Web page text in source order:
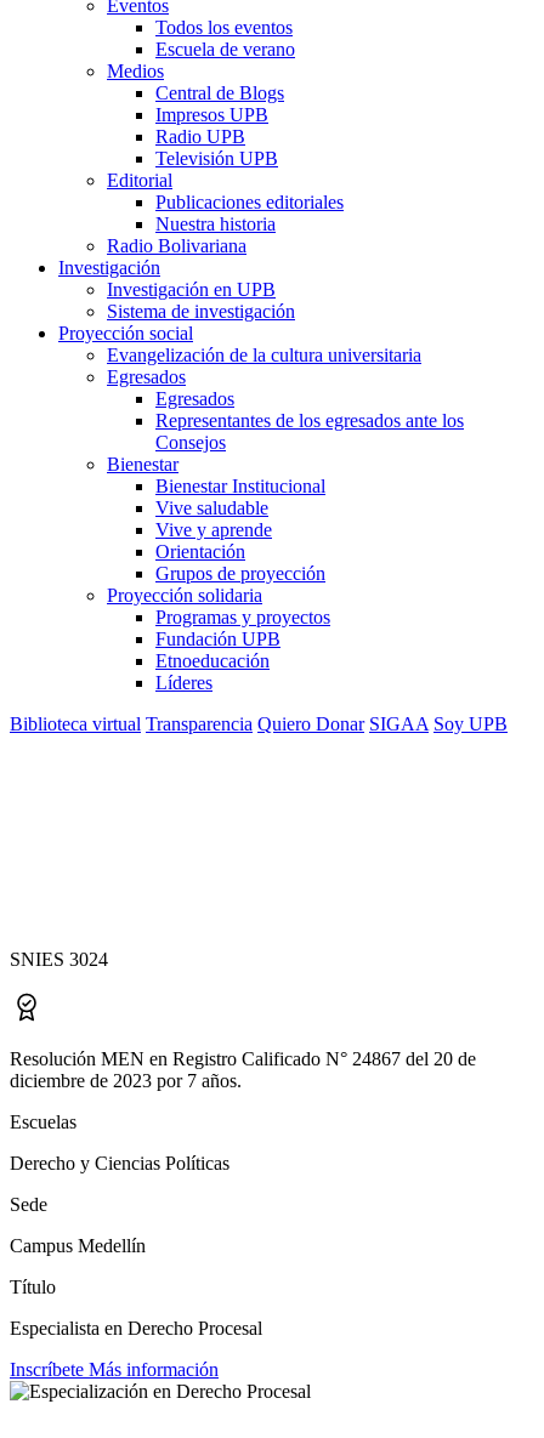
Eventos
Todos los eventos
Escuela de verano
Medios
Central de Blogs
Impresos UPB
Radio UPB
Televisión UPB
Editorial
Publicaciones editoriales
Nuestra historia
Radio Bolivariana
Investigación
Investigación en UPB
Sistema de investigación
Proyección social
Evangelización de la cultura universitaria
Egresados
Egresados
Representantes de los egresados ante los
Consejos
Bienestar
Bienestar Institucional
Vive saludable
Vive y aprende
Orientación
Grupos de proyección
Proyección solidaria
Programas y proyectos
Fundación UPB
Etnoeducación
Líderes
Biblioteca virtual Transparencia Quiero Donar SIGAA Soy UPB
SNIES 3024
Resolución MEN en Registro Calificado N° 24867 del 20 de
diciembre de 2023 por 7 años.
Escuelas
Derecho y Ciencias Políticas
Sede
Campus Medellín
Título
Especialista en Derecho Procesal
Inscríbete Más información